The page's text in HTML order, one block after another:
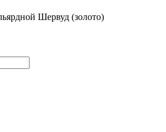
Шервуд (золото)